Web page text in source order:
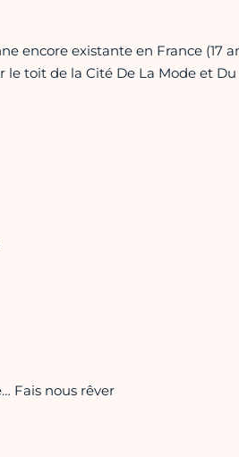
encore existante en France (17
toit de la Cité De La Mode et
Fais nous rêver